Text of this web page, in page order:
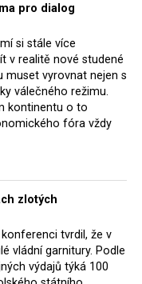
uzavření dohody
příčin sporu o
Celkem si
fondů odečíst
milionů eur
– ale jak důl,
tehdy zástupci
jako
Rafał
vláda měla
jistě potěší
pro dialog
si stále více
v realitě nové studené
muset vyrovnat nejen s
válečného režimu.
kontinentu o to
fóra vždy
zlotých
tvrdil, že v
vládní garnitury. Podle
výdajů týká 100